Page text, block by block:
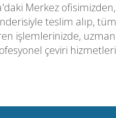
Merkez ofisimizden,
teslim alıp, tüm
işlemlerinizde, uzman
çeviri hizmetleri